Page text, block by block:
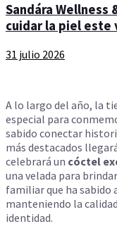
Sandára Wellness
cuidar la piel este
31 julio 2026
A lo largo del año, la
especial para
sabido conectar
más destacados
celebrará un cóctel
una velada para
familiar que ha sabido
manteniendo la
identidad.